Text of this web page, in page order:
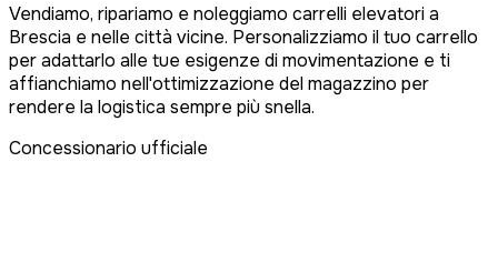
Vendiamo, ripariamo e noleggiamo carrelli elevatori a
Brescia e nelle città vicine. Personalizziamo il tuo carrello
per adattarlo alle tue esigenze di movimentazione e ti
affianchiamo nell'ottimizzazione del magazzino per
rendere la logistica sempre più snella.
Concessionario ufficiale